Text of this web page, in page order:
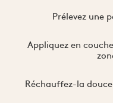
Prélevez une
Appliquez en
Réchauffez-la